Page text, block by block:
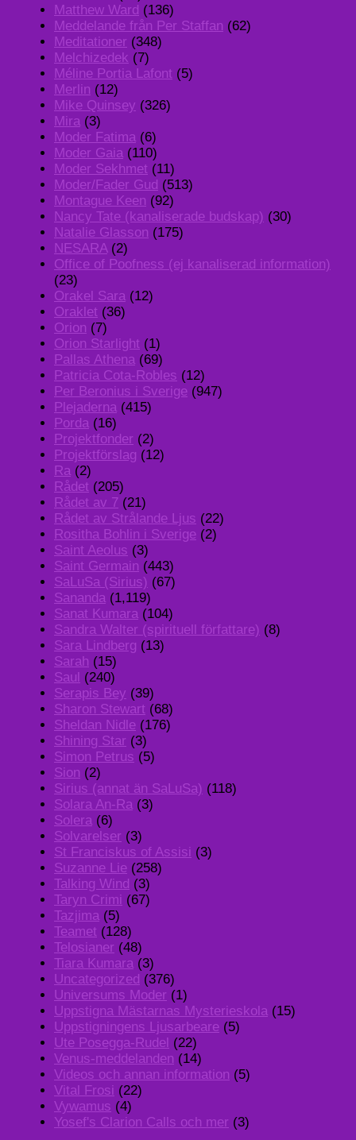
Matthew Ward (136)
Meddelande från Per Staffan (62)
Meditationer (348)
Melchizedek (7)
Méline Portia Lafont (5)
Merlin (12)
Mike Quinsey (326)
Mira (3)
Moder Fatima (6)
Moder Gaia (110)
Moder Sekhmet (11)
Moder/Fader Gud (513)
Montague Keen (92)
Nancy Tate (kanaliserade budskap) (30)
Natalie Glasson (175)
NESARA(2)
Office of Poofness (ej kanaliserad information)
(23)
Orakel Sara (12)
Oraklet (36)
Orion (7)
Orion Starlight (1)
Pallas Athena (69)
Patricia Cota-Robles (12)
Per Beronius i Sverige (947)
Plejaderna (415)
Porda (16)
Projektfonder (2)
Projektförslag (12)
Ra (2)
Rådet (205)
Rådet av 7 (21)
Rådet av Strålande Ljus (22)
Rositha Bohlin i Sverige (2)
Saint Aeolus (3)
Saint Germain (443)
SaLuSa (Sirius) (67)
Sananda (1,119)
Sanat Kumara (104)
Sandra Walter (spirituell författare) (8)
Sara Lindberg (13)
Sarah (15)
Saul (240)
Serapis Bey (39)
Sharon Stewart (68)
Sheldan Nidle (176)
Shining Star (3)
Simon Petrus (5)
Sion (2)
Sirius (annat än SaLuSa) (118)
Solara An-Ra (3)
Solera (6)
Solvarelser (3)
St Franciskus of Assisi (3)
Suzanne Lie (258)
Talking Wind (3)
Taryn Crimi (67)
Tazjima (5)
Teamet (128)
Telosianer (48)
Tiara Kumara (3)
Uncategorized (376)
Universums Moder (1)
Uppstigna Mästarnas Mysterieskola (15)
Uppstigningens Ljusarbeare (5)
Ute Posegga-Rudel (22)
Venus-meddelanden (14)
Videos och annan information (5)
Vital Frosi (22)
Vywamus (4)
Yosef's Clarion Calls och mer (3)